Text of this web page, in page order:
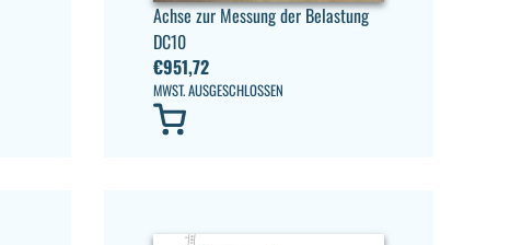
Achse zur Messung der Belastung
DC10
€951,72
MWST. AUSGESCHLOSSEN